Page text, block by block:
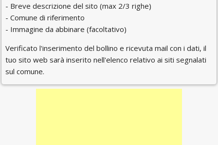
- Breve descrizione del sito (max 2/3 righe)
- Comune di riferimento
- Immagine da abbinare (facoltativo)
Verificato l'inserimento del bollino e ricevuta mail con i dati, il
tuo sito web sarà inserito nell'elenco relativo ai siti segnalati
sul comune.